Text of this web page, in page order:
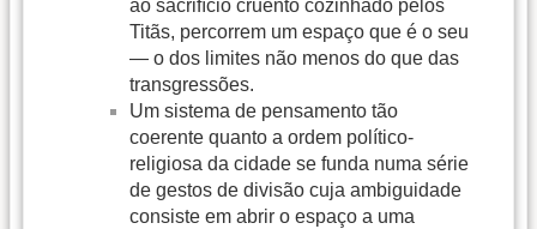
ao sacrifício cruento cozinhado pelos
Titãs, percorrem um espaço que é o seu
— o dos limites não menos do que das
transgressões.
Um sistema de pensamento tão
coerente quanto a ordem político-
religiosa da cidade se funda numa série
de gestos de divisão cuja ambiguidade
consiste em abrir o espaço a uma